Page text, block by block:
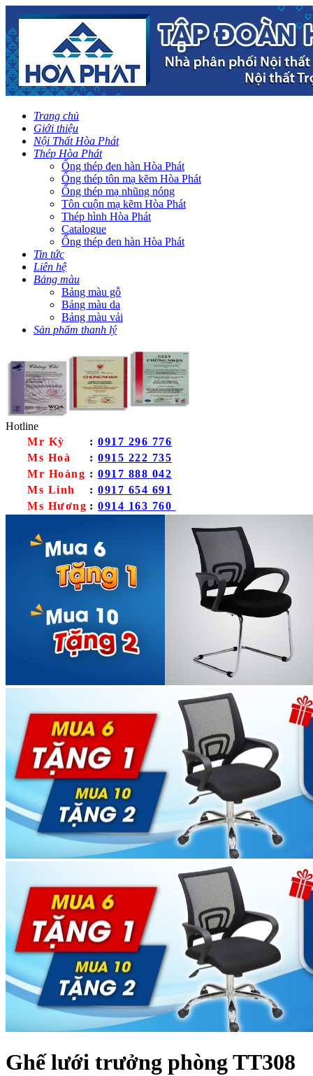
Trang chủ
Giới thiệu
Nội Thất Hòa Phát
Thép Hòa Phát
Ống thép đen hàn Hòa Phát
Ống thép tôn mạ kẽm Hòa Phát
Ống thép mạ nhũng nóng
Tôn cuộn mạ kẽm Hòa Phát
Thép hình Hòa Phát
Catalogue
Ống thép đen hàn Hòa Phát
Tin tức
Liên hệ
Bảng màu
Bảng màu gỗ
Bảng màu da
Bảng màu vải
Sản phẩm thanh lý
Hotline
Mr Kỳ
: 0917 296 776
Ms Hoà
: 0915 222 735
Mr Hoàng : 0917 888 042
Ms Linh
: 0917 654 691
Ms Hương : 0914 163 760
Ghế lưới trưởng phòng TT308